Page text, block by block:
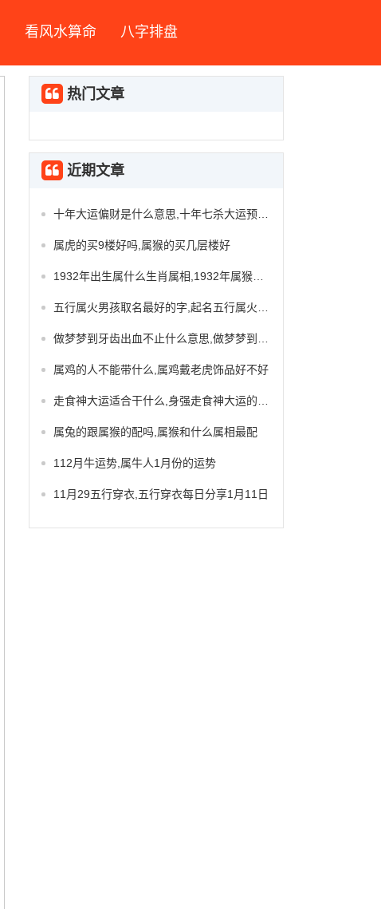
看风水算命 八字排盘
热门文章
近期文章
属虎的买9楼好吗,属猴的买几层楼好
属鸡的人不能带什么,属鸡戴老虎饰品好不好
属兔的跟属猴的配吗,属猴和什么属相最配
112月牛运势,属牛人1月份的运势
11月29五行穿衣,五行穿衣每日分享1月11日